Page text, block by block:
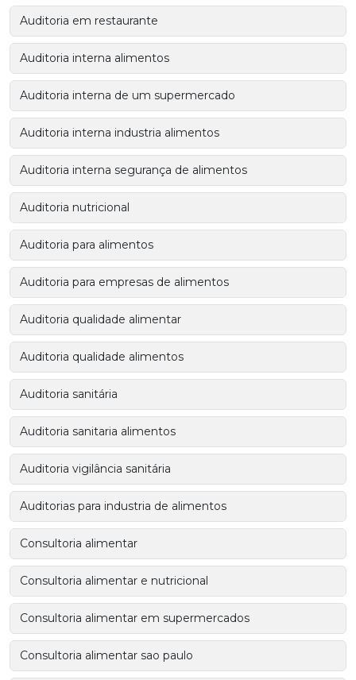
Auditoria em restaurante
Auditoria interna alimentos
Auditoria interna de um supermercado
Auditoria interna industria alimentos
Auditoria interna segurança de alimentos
Auditoria nutricional
Auditoria para alimentos
Auditoria para empresas de alimentos
Auditoria qualidade alimentar
Auditoria qualidade alimentos
Auditoria sanitária
Auditoria sanitaria alimentos
Auditoria vigilância sanitária
Auditorias para industria de alimentos
Consultoria alimentar
Consultoria alimentar e nutricional
Consultoria alimentar em supermercados
Consultoria alimentar sao paulo